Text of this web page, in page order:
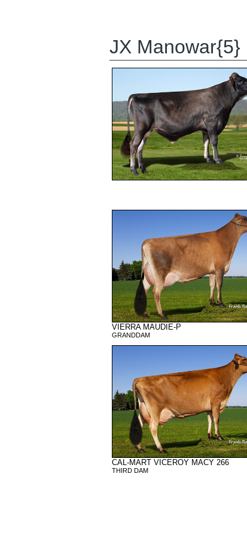
JX Manowar{5}
VIERRA MAUDIE-P
GRANDDAM
CAL-MART VICEROY MACY 266
THIRD DAM